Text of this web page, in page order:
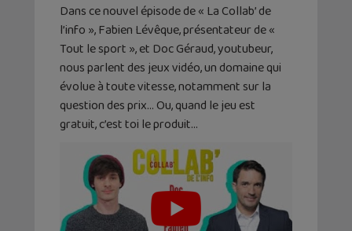
Dans ce nouvel épisode de « La Collab’ de
l’info », Fabien Lévêque, présentateur de «
Tout le sport », et Doc Géraud, youtubeur,
nous parlent des jeux vidéo, un domaine qui
évolue à toute vitesse, notamment sur la
question des prix… Ou, quand le jeu est
gratuit, c’est toi le produit…